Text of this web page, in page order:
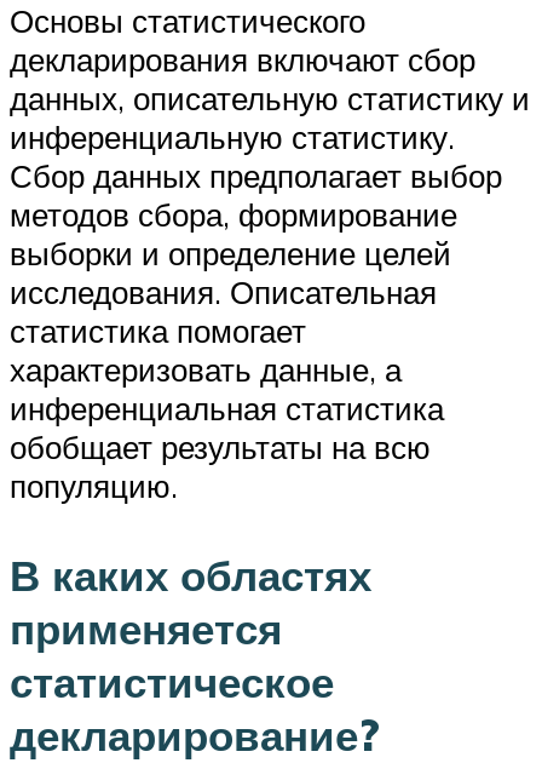
Основы статистического
декларирования включают сбор
данных, описательную статистику и
инференциальную статистику.
Сбор данных предполагает выбор
методов сбора, формирование
выборки и определение целей
исследования. Описательная
статистика помогает
характеризовать данные, а
инференциальная статистика
обобщает результаты на всю
популяцию.
В каких областях
применяется
статистическое
декларирование?